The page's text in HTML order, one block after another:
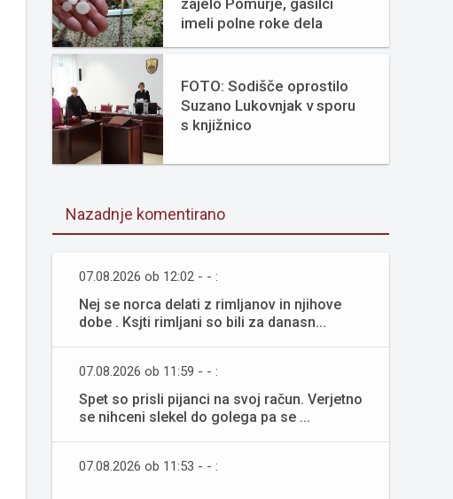
zajelo Pomurje, gasilci
imeli polne roke dela
FOTO: Sodišče oprostilo
Suzano Lukovnjak v sporu
s knjižnico
Nazadnje komentirano
07.08.2026 ob 12:02 - - :
Nej se norca delati z rimljanov in njihove
dobe . Ksjti rimljani so bili za danasn...
07.08.2026 ob 11:59 - - :
Spet so prisli pijanci na svoj račun. Verjetno
se nihceni slekel do golega pa se ...
07.08.2026 ob 11:53 - - :